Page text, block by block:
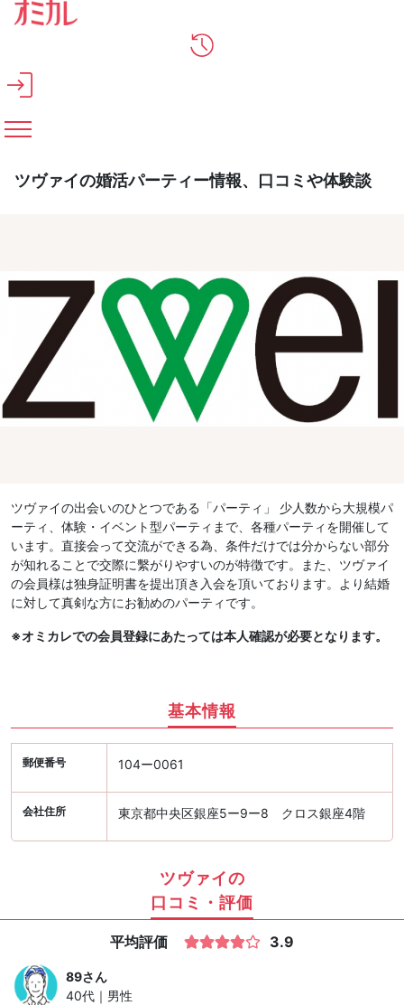
メインコンテンツへスキップ
ツヴァイの婚活パーティー情報、口コミや体験談
ツヴァイの出会いのひとつである「パーティ」 少人数から大規模パ
ーティ、体験・イベント型パーティまで、各種パーティを開催して
います。直接会って交流ができる為、条件だけでは分からない部分
が知れることで交際に繫がりやすいのが特徴です。また、ツヴァイ
の会員様は独身証明書を提出頂き入会を頂いております。より結婚
に対して真剣な方にお勧めのパーティです。
※オミカレでの会員登録にあたっては本人確認が必要となります。
基本情報
郵便番号 104ー0061
会社住所 東京都中央区銀座5ー9ー8 クロス銀座4階
ツヴァイの
口コミ・評価
平均評価 3.9
89さん
40代｜男性